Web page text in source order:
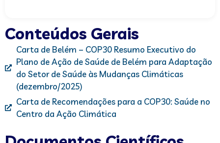
Conteúdos Gerais
Carta de Belém – COP30 Resumo Executivo do
Plano de Ação de Saúde de Belém para Adaptação
do Setor de Saúde às Mudanças Climáticas
(dezembro/2025)
Carta de Recomendações para a COP30: Saúde no
Centro da Ação Climática